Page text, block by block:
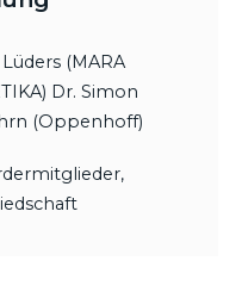
(MARA
Dr. Simon
(Oppenhoff)